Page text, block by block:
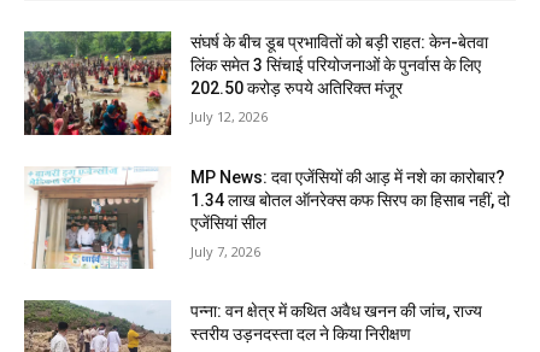
संघर्ष के बीच डूब प्रभावितों को बड़ी राहत: केन-बेतवा
लिंक समेत 3 सिंचाई परियोजनाओं के पुनर्वास के लिए
202.50 करोड़ रुपये अतिरिक्त मंजूर
July 12, 2026
MP News: दवा एजेंसियों की आड़ में नशे का कारोबार?
1.34 लाख बोतल ऑनरेक्स कफ सिरप का हिसाब नहीं, दो
एजेंसियां सील
July 7, 2026
पन्ना: वन क्षेत्र में कथित अवैध खनन की जांच, राज्य
स्तरीय उड़नदस्ता दल ने किया निरीक्षण